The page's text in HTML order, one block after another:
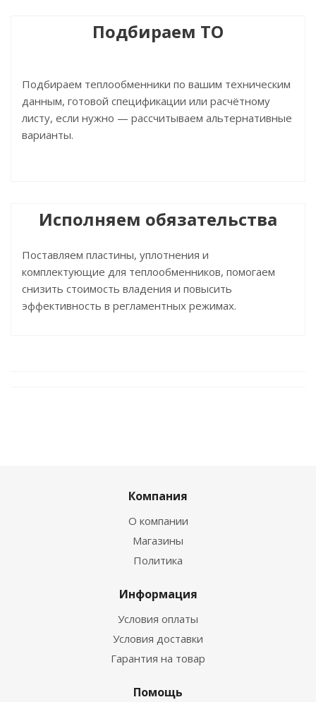
Подбираем ТО
Подбираем теплообменники по вашим техническим
данным, готовой спецификации или расчётному
листу, если нужно — рассчитываем альтернативные
варианты.
Исполняем обязательства
Поставляем пластины, уплотнения и
комплектующие для теплообменников, помогаем
снизить стоимость владения и повысить
эффективность в регламентных режимах.
Компания
О компании
Магазины
Политика
Информация
Условия оплаты
Условия доставки
Гарантия на товар
Помощь